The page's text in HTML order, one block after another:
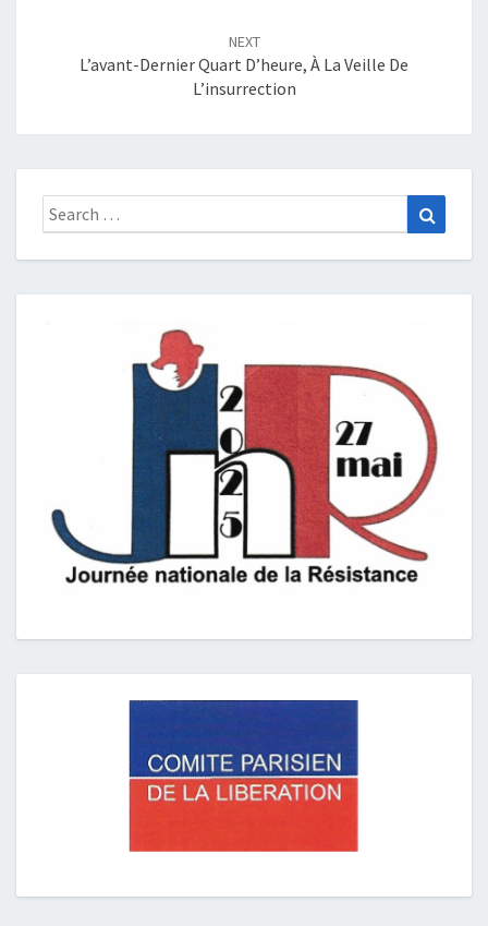
NEXT
L’avant-Dernier Quart D’heure, À La Veille De
L’insurrection
Search
for: